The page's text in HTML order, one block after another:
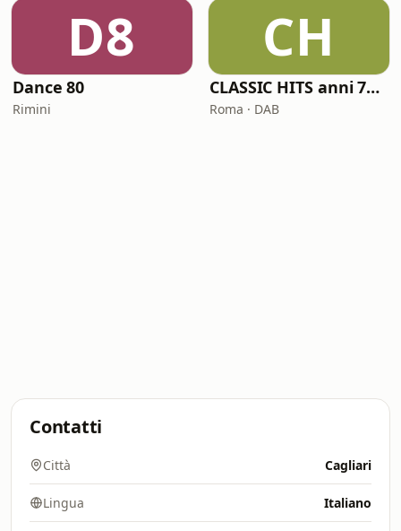
D8
Dance 80
Rimini
CH
CLASSIC HITS anni 70 80 90
Roma · DAB
Contatti
Città Cagliari
Lingua Italiano